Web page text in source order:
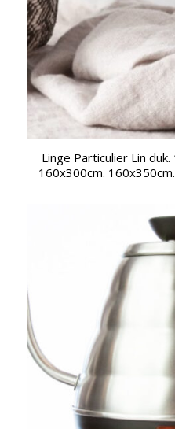
Linge Particulier Lin
160x300cm.